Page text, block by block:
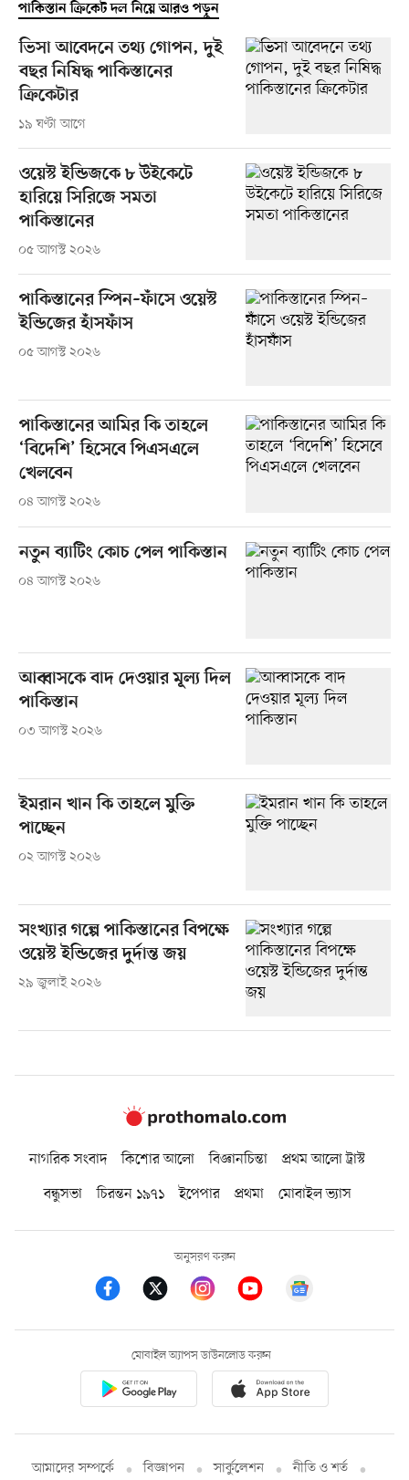
পাকিস্তান ক্রিকেট দল নিয়ে আরও পড়ুন
ভিসা আবেদনে তথ্য গোপন, দুই
বছর নিষিদ্ধ পাকিস্তানের
ক্রিকেটার
১৯ ঘণ্টা আগে
ওয়েস্ট ইন্ডিজকে ৮ উইকেটে
হারিয়ে সিরিজে সমতা
পাকিস্তানের
০৫ আগস্ট ২০২৬
পাকিস্তানের স্পিন–ফাঁসে ওয়েস্ট
ইন্ডিজের হাঁসফাঁস
০৫ আগস্ট ২০২৬
পাকিস্তানের আমির কি তাহলে
‘বিদেশি’ হিসেবে পিএসএলে
খেলবেন
০৪ আগস্ট ২০২৬
নতুন ব্যাটিং কোচ পেল পাকিস্তান
০৪ আগস্ট ২০২৬
আব্বাসকে বাদ দেওয়ার মূল্য দিল
পাকিস্তান
০৩ আগস্ট ২০২৬
ইমরান খান কি তাহলে মুক্তি
পাচ্ছেন
০২ আগস্ট ২০২৬
সংখ্যার গল্পে পাকিস্তানের বিপক্ষে
ওয়েস্ট ইন্ডিজের দুর্দান্ত জয়
২৯ জুলাই ২০২৬
নাগরিক সংবাদ কিশোর আলো বিজ্ঞানচিন্তা
প্রথম আলো ট্রাস্ট
বন্ধুসভা
চিরন্তন ১৯৭১ ইপেপার প্রথমা মোবাইল ভ্যাস
অনুসরণ করুন
মোবাইল অ্যাপস ডাউনলোড করুন
আমাদের সম্পর্কে বিজ্ঞাপন সার্কুলেশন নীতি ও শর্ত